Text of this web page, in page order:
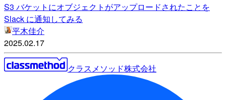
S3 バケットにオブジェクトがアップロードされたことを
Slack に通知してみる
平木佳介
2025.02.17
クラスメソッド株式会社